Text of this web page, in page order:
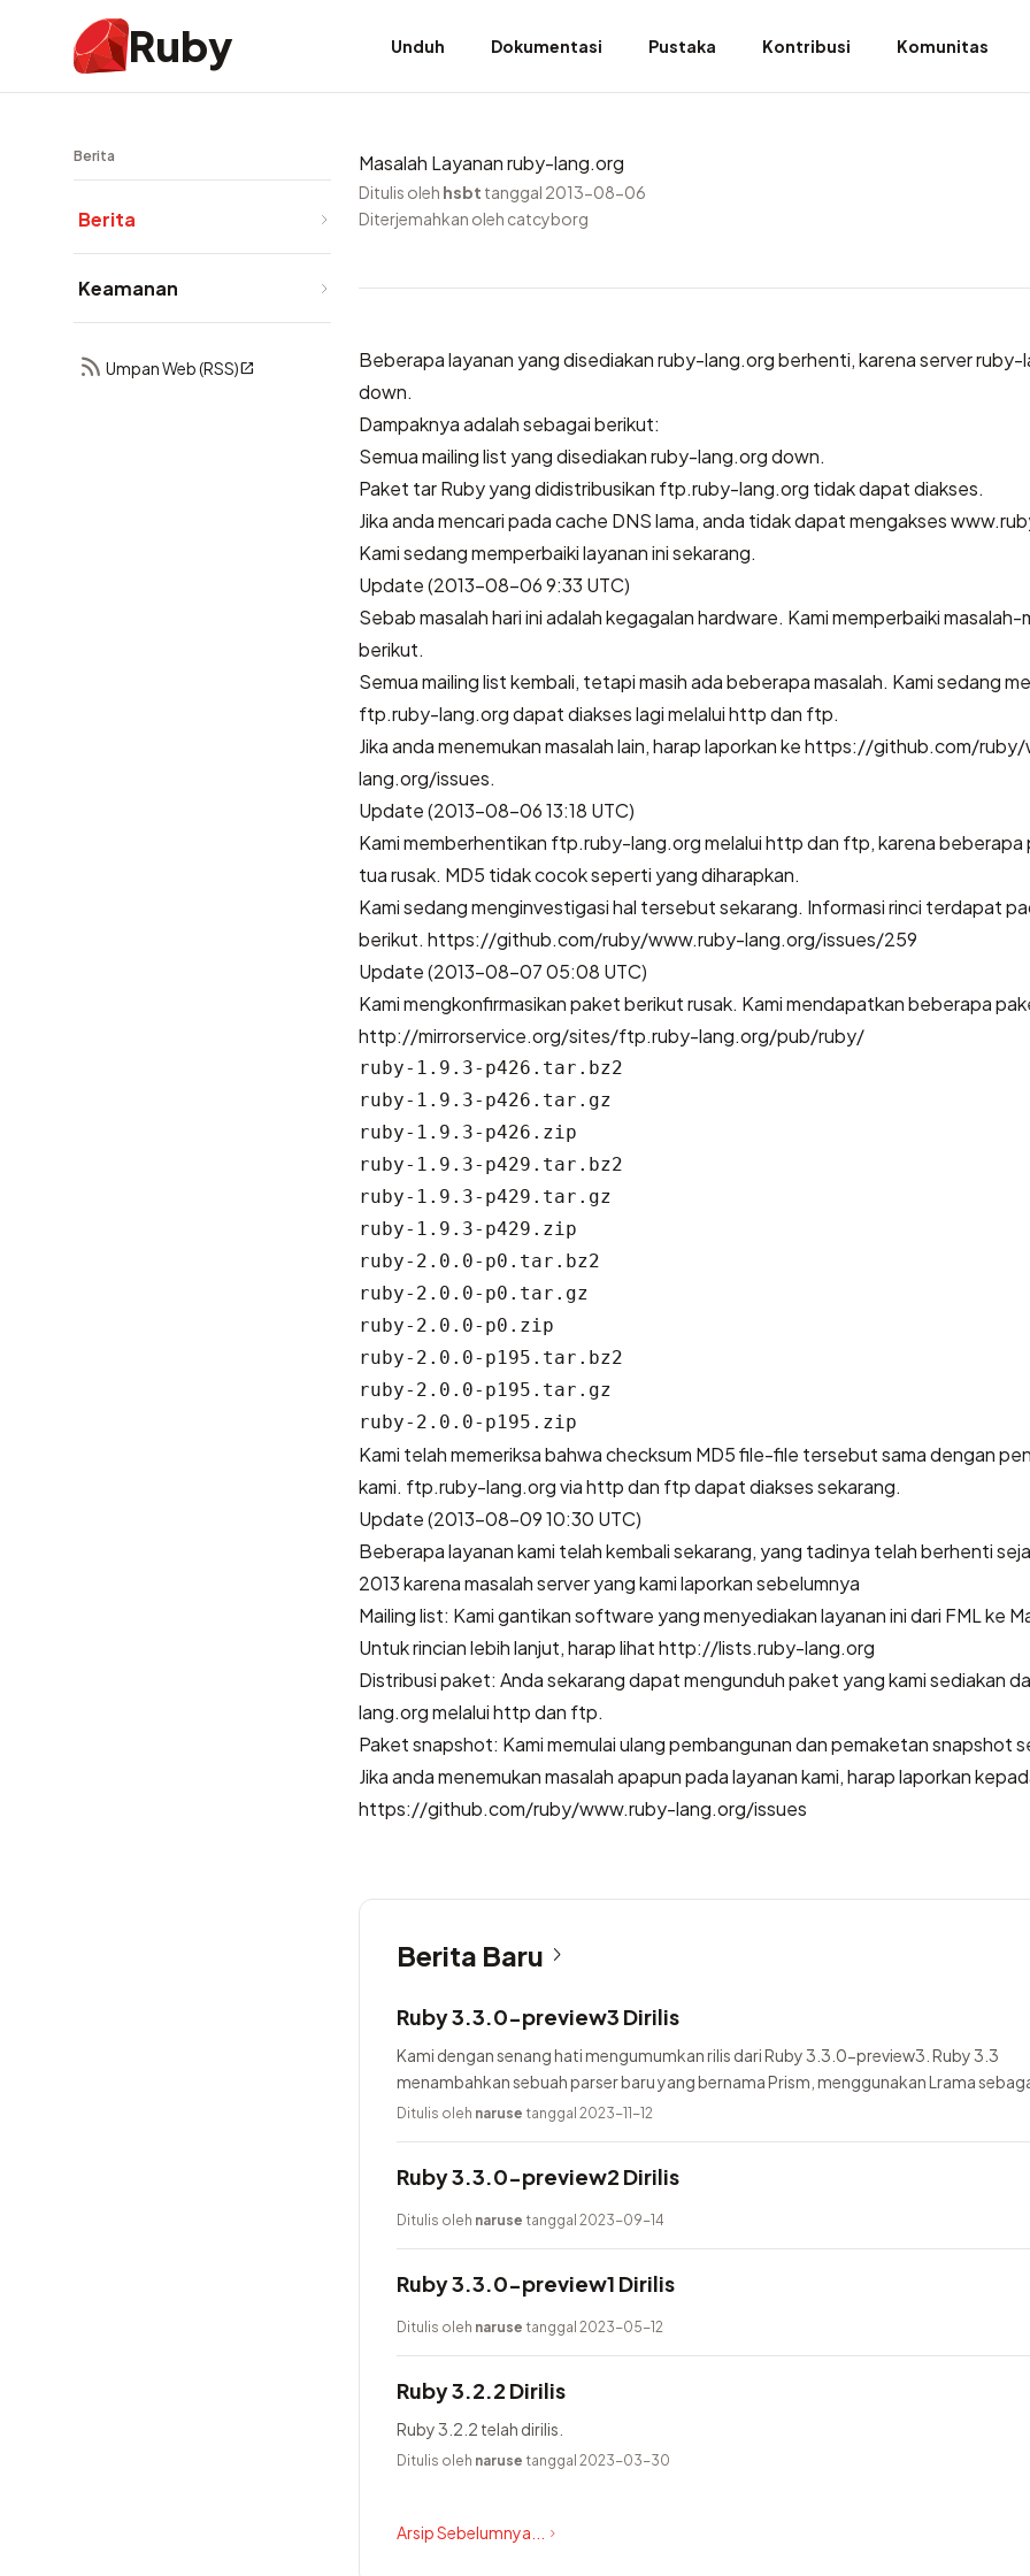
Ruby Unduh Dokumentasi Pustaka Kontribusi Komunitas
Berita
Berita
Keamanan
Umpan Web (RSS)
Masalah Layanan ruby-lang.org
Ditulis oleh hsbt tanggal 2013-08-06
Diterjemahkan oleh catcyborg
Beberapa layanan yang disediakan ruby-lang.org berhenti, karena server ruby-
down.
Dampaknya adalah sebagai berikut:
Semua mailing list yang disediakan ruby-lang.org down.
Paket tar Ruby yang didistribusikan ftp.ruby-lang.org tidak dapat diakses.
Jika anda mencari pada cache DNS lama, anda tidak dapat mengakses
Kami sedang memperbaiki layanan ini sekarang.
Update (2013-08-06 9:33 UTC)
Sebab masalah hari ini adalah kegagalan hardware. Kami memperbaiki masalah-
berikut.
Semua mailing list kembali, tetapi masih ada beberapa masalah. Kami sedang
ftp.ruby-lang.org dapat diakses lagi melalui http dan ftp.
Jika anda menemukan masalah lain, harap laporkan ke https://github.com/
lang.org/issues.
Update (2013-08-06 13:18 UTC)
Kami memberhentikan ftp.ruby-lang.org melalui http dan ftp, karena beberapa
tua rusak. MD5 tidak cocok seperti yang diharapkan.
Kami sedang menginvestigasi hal tersebut sekarang. Informasi rinci terdapat
berikut. https://github.com/ruby/www.ruby-lang.org/issues/259
Update (2013-08-07 05:08 UTC)
Kami mengkonfirmasikan paket berikut rusak. Kami mendapatkan beberapa
http://mirrorservice.org/sites/ftp.ruby-lang.org/pub/ruby/
ruby-1.9.3-p426.tar.bz2
ruby-1.9.3-p426.tar.gz
ruby-1.9.3-p426.zip
ruby-1.9.3-p429.tar.bz2
ruby-1.9.3-p429.tar.gz
ruby-1.9.3-p429.zip
ruby-2.0.0-p0.tar.bz2
ruby-2.0.0-p0.tar.gz
ruby-2.0.0-p0.zip
ruby-2.0.0-p195.tar.bz2
ruby-2.0.0-p195.tar.gz
Kami telah memeriksa bahwa checksum MD5 file-file tersebut sama dengan
kami. ftp.ruby-lang.org via http dan ftp dapat diakses sekarang.
Update (2013-08-09 10:30 UTC)
Beberapa layanan kami telah kembali sekarang, yang tadinya telah berhenti
2013 karena masalah server yang kami laporkan sebelumnya
Mailing list: Kami gantikan software yang menyediakan layanan ini dari FML ke
Untuk rincian lebih lanjut, harap lihat http://lists.ruby-lang.org
Distribusi paket: Anda sekarang dapat mengunduh paket yang kami sediakan
lang.org melalui http dan ftp.
Paket snapshot: Kami memulai ulang pembangunan dan pemaketan snapshot
Jika anda menemukan masalah apapun pada layanan kami, harap laporkan
https://github.com/ruby/www.ruby-lang.org/issues
Berita Baru
Ruby 3.3.0-preview3 Dirilis
Kami dengan senang hati mengumumkan rilis dari Ruby 3.3.0-preview3. Ruby 3.3
menambahkan sebuah parser baru yang bernama Prism, menggunakan Lrama
generator, menambahkan pure-Ruby...
Ditulis oleh naruse tanggal 2023-11-12
Ruby 3.3.0-preview2 Dirilis
Ditulis oleh naruse tanggal 2023-09-14
Ruby 3.3.0-preview1 Dirilis
Ditulis oleh naruse tanggal 2023-05-12
Ruby 3.2.2 Dirilis
Ruby 3.2.2 telah dirilis.
Ditulis oleh naruse tanggal 2023-03-30
Arsip Sebelumnya...